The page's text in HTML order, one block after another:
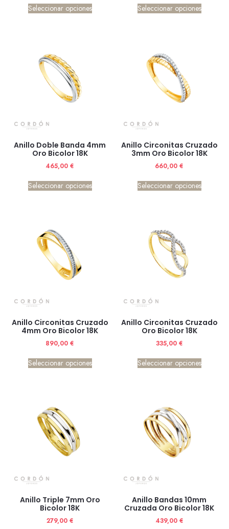
Seleccionar opciones Seleccionar opciones
Anillo Doble Banda 4mm
Oro Bicolor 18K
465,00 €
Seleccionar opciones
Anillo Circonitas Cruzado
3mm Oro Bicolor 18K
660,00 €
Seleccionar opciones
Anillo Circonitas Cruzado
4mm Oro Bicolor 18K
890,00 €
Seleccionar opciones
Anillo Circonitas Cruzado
Oro Bicolor 18K
335,00 €
Seleccionar opciones
Anillo Triple 7mm Oro
Bicolor 18K
279,00 €
Anillo Bandas 10mm
Cruzada Oro Bicolor 18K
439,00 €